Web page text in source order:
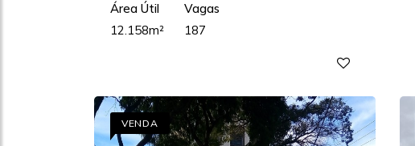
Área Útil
12.158m²
Vagas
187
VENDA